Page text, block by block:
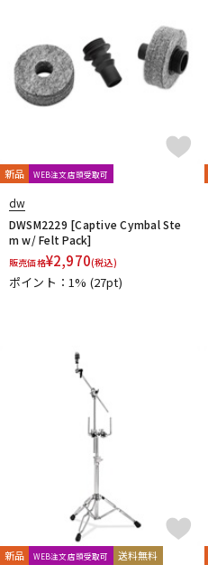
新品 WEB注文店頭受取可
dw
DWSM2229 [Captive Cymbal Ste
m w/ Felt Pack]
販売価格¥2,970(税込)
ポイント：1% (27pt)
新品 WEB注文店頭受取可 送料無料